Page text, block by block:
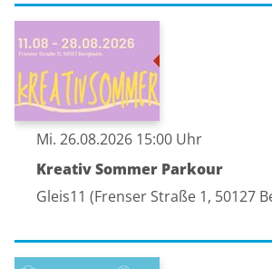
Mi. 26.08.2026 15:00 Uhr
Kreativ Sommer Parkour
Gleis11 (Frenser Straße 1, 50127